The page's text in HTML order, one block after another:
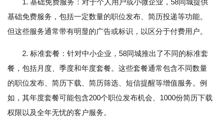
1. 基础免费服务：对于个人用户或小微企业，58同城提供
基础免费服务，包括一定数量的职位发布、简历投递等功能。
但这些服务通常带有明显的广告或标识，以区分于付费用户。
2. 标准套餐：针对中小企业，58同城推出了不同的标准套
餐，包括月度、季度和年度套餐。这些套餐通常包含不同数量
的职位发布、简历下载、简历筛选、短信提醒等增值服务。例
如，其年度套餐可能包含200个职位发布机会、1000份简历下载
权限以及全年无忧的客户服务。